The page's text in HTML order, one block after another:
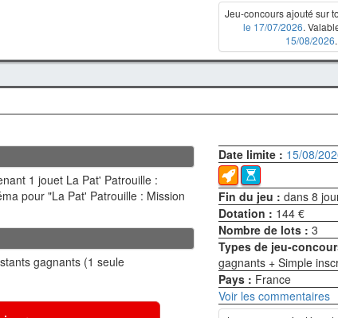
Jeu-concours ajouté sur
le 17/07/2026.
15/08/2026.
1 jouet La Pat' Patrouille :
pour "La Pat' Patrouille : Mission
gagnants (1 seule
Date limite : 15/08/
Fin du jeu :dans 8
Dotation : 144 €
Nombre de lots :3
Types de jeu-
gagnants + Simple
Pays : France
Voir les commentaires